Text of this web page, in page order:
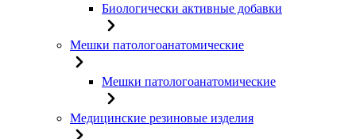
Биологически активные добавки
Мешки патологоанатомические
Мешки патологоанатомические
Медицинские резиновые изделия